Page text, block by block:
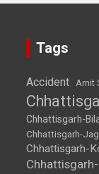
Tags
Accident Amit
Chhattisgarh-
Chhattisgarh-
Chhattisgarh-